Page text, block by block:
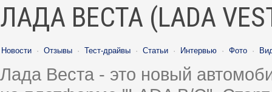
ЛАДА ВЕСТА (LADA
Новости · Отзывы · Тест-драйвы · Статьи · Интервью · Фото ·
Лада Веста - это новый